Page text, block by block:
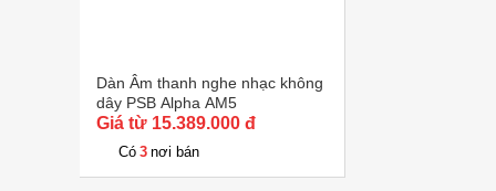
Dàn Âm thanh nghe nhạc không
dây PSB Alpha AM5
Giá từ 15.389.000 đ
Có 3 nơi bán